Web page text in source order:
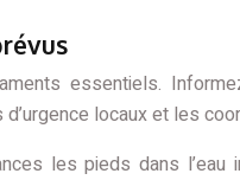
essentiels.
locaux et les
les pieds dans